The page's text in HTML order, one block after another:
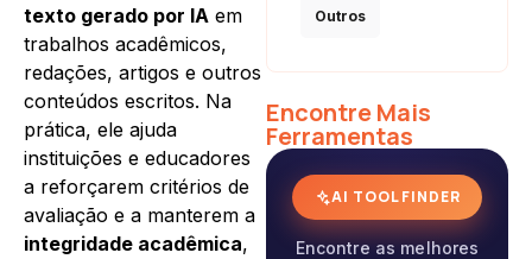
texto gerado por IA em
trabalhos acadêmicos,
redações, artigos e outros
conteúdos escritos. Na
prática, ele ajuda
instituições e educadores
a reforçarem critérios de
avaliação e a manterem a
integridade acadêmica,
Outros
Encontre Mais
Ferramentas
AI TOOL FINDER
Encontre as melhores